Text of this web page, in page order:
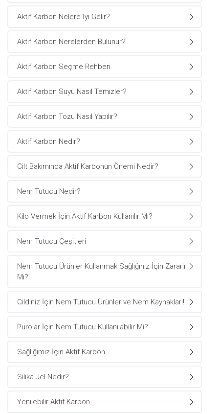
Aktif Karbon Nelere İyi Gelir?
Aktif Karbon Nerelerden Bulunur?
Aktif Karbon Seçme Rehberi
Aktif Karbon Suyu Nasıl Temizler?
Aktif Karbon Tozu Nasıl Yapılır?
Aktif Karbon Nedir?
Cilt Bakımında Aktif Karbonun Önemi Nedir?
Nem Tutucu Nedir?
Kilo Vermek İçin Aktif Karbon Kullanılır Mı?
Nem Tutucu Çeşitleri
Nem Tutucu Ürünler Kullanmak Sağlığınız İçin Zararlı
Mı?
Cildiniz İçin Nem Tutucu Ürünler ve Nem Kaynakları!
Purolar İçin Nem Tutucu Kullanılabilir Mi?
Sağlığımız İçin Aktif Karbon
Silika Jel Nedir?
Yenilebilir Aktif Karbon